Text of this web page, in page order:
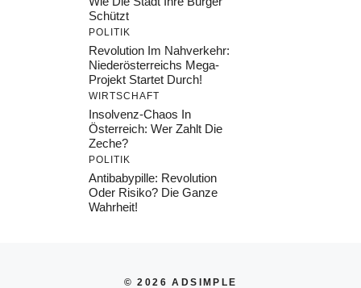
Schützt
POLITIK
Revolution Im Nahverkehr:
Niederösterreichs Mega-
Projekt Startet Durch!
WIRTSCHAFT
Insolvenz-Chaos In
Österreich: Wer Zahlt Die
Zeche?
POLITIK
Antibabypille: Revolution
Oder Risiko? Die Ganze
Wahrheit!
© 2026 ADSIMPLE